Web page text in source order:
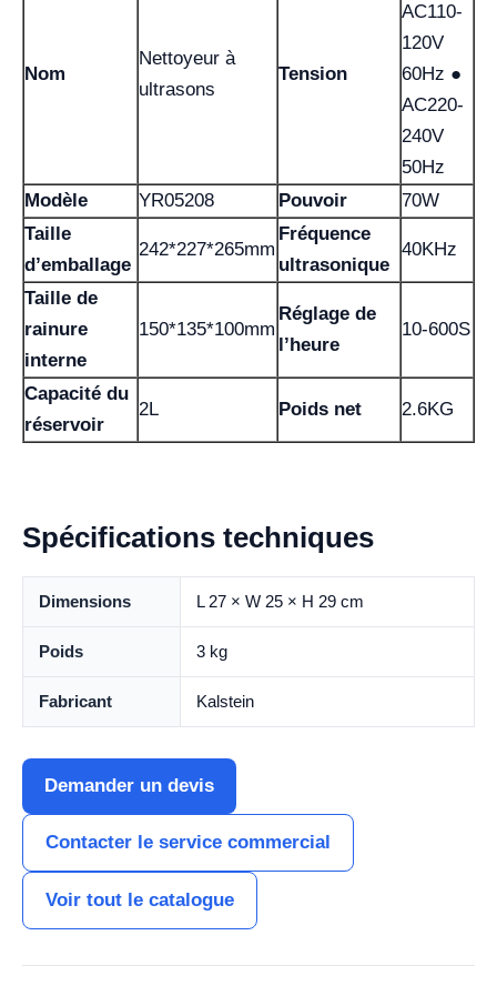
Nom
Nettoyeur à
ultrasons
Tension
AC110-
120V
60Hz ●
AC220-
240V
50Hz
Modèle
YR05208 Pouvoir
70W
Taille
d’emballage
242*227*265mm
Fréquence
ultrasonique
40KHz
Taille de
rainure
interne
150*135*100mm
Réglage de
l’heure
10-600S
Capacité du
réservoir
2L Poids net 2.6KG
Spécifications techniques
Dimensions L 27 × W 25 × H 29 cm
Poids 3 kg
Fabricant Kalstein
Demander un devis
Contacter le service commercial
Voir tout le catalogue